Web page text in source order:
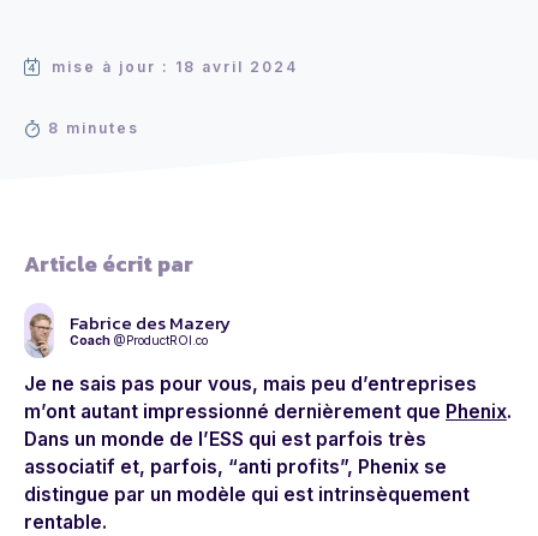
mise à jour : 18 avril 2024
8 minutes
Article écrit par
Fabrice des Mazery
Coach @ProductROI.co
Je ne sais pas pour vous, mais peu d’entreprises
m’ont autant impressionné dernièrement que Phenix.
Dans un monde de l’ESS qui est parfois très
associatif et, parfois, “anti profits”, Phenix se
distingue par un modèle qui est intrinsèquement
rentable.